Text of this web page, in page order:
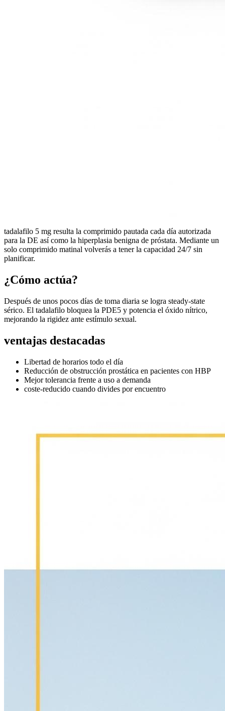
tadalafilo 5 mg resulta la comprimido pautada cada día autorizada
para la DE así como la hiperplasia benigna de próstata. Mediante un
solo comprimido matinal volverás a tener la capacidad 24/7 sin
planificar.
¿Cómo actúa?
Después de unos pocos días de toma diaria se logra steady-state
sérico. El tadalafilo bloquea la PDE5 y potencia el óxido nítrico,
mejorando la rigidez ante estímulo sexual.
ventajas destacadas
Libertad de horarios todo el día
Reducción de obstrucción prostática en pacientes con HBP
Mejor tolerancia frente a uso a demanda
coste-reducido cuando divides por encuentro